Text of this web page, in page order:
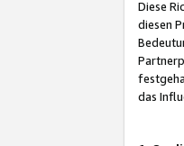
Diese
diesen
das